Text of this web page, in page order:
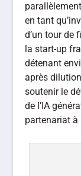
en tant
d’un tour de
la start-up
détenant
après
soutenir le
de l’IA
partenariat à